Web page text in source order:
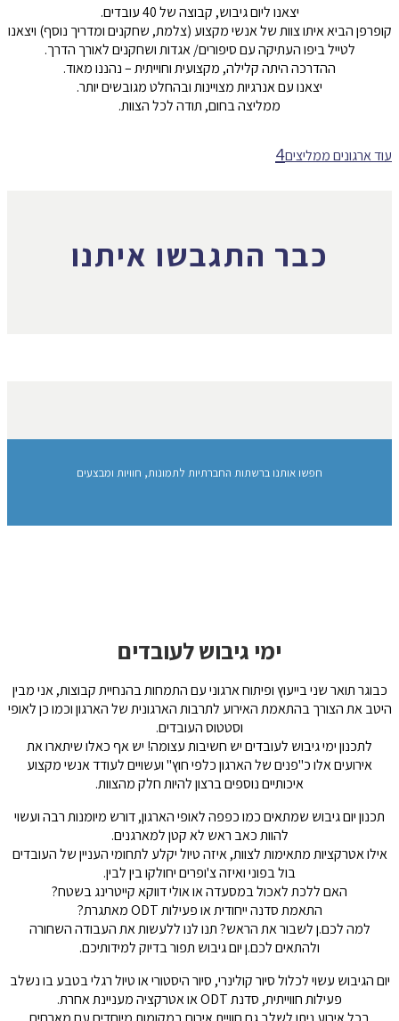
יצאנו ליום גיבוש, קבוצה של עובדים.
קופרפן הביא איתו צוות של אנשי מקצוע (צלמת, שחקנים ומדריך נוסף) ויצאנו
לטייל ביפו העתיקה עם סיפורים/אגדות ושחקנים לאורך הדרך.
ההדרכה היתה קלילה, מקצועית וחוייתית – נהננו מאוד.
יצאנו עם אנרגיות מצויינות ובהחלט מגובשים יותר.
ממליצה בחום, תודה לכל הצוות.
עוד ארגונים ממליצים
כבר התגבשו איתנו
חפשו אותנו ברשתות החברתיות לתמונות, חוויות ומבצעים
ימי גיבוש לעובדים
כבוגר תואר שני בייעוץ ופיתוח ארגוני עם התמחות בהנחיית קבוצות,אני מבין
היטב את הצורך בהתאמת האירוע לתרבות הארגונית של הארגון וכמו כן לאופי
וסטטוס העובדים.
לתכנון ימי גיבוש לעובדים יש חשיבות עצומה! ישאף כאלושיתארו את
אירועים אלו כ"פנים של הארגון כלפי חוץ"ועשויים לעודד אנשי מקצוע
איכותיים נוספים ברצון להיות חלק מהצוות.
תכנון יום גיבוש שמתאים כמו כפפה לאופי הארגון, דורש מיומנות רבה ועשוי
להוות כאב ראש לא קטן למארגנים.
אילו אטרקציות מתאימות לצוות, איזה טיול יקלע לתחומי העניין של העובדים
בול בפוני ואיזה צ'ופרים יחולקו בין לבין.
האם ללכת לאכול במסעדה או אולי דווקא קייטרינג בשטח?
התאמת סדנה ייחודית או פעילות ODT מאתגרת?
למה לכם.ן לשבור את הראש? תנו לנו ללעשות את העבודה השחורה
ולהתאים לכם.ן יום גיבוש תפור בדיוק למידותיכם.
יום הגיבוש עשוי לכלול סיור קולינרי, סיור היסטורי או טיול רגלי בטבע בו נשלב
פעילות חווייתית, סדנת ODT או אטרקציה מעניינת אחרת.